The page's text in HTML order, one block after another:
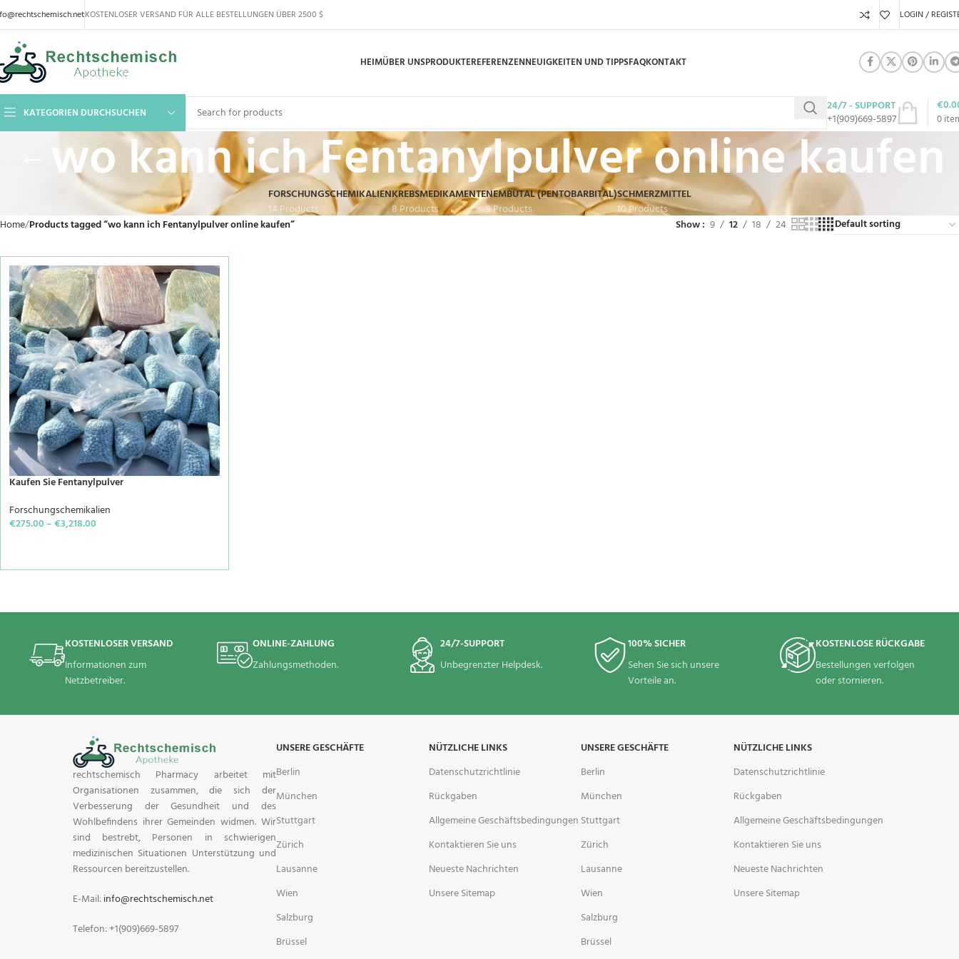
KOSTENLOSER VERSAND FÜR ALLE BESTELLUNGEN ÜBER 2500 $ LOGIN /
HEIMÜBER UNSPRODUKTEREFERENZENNEUIGKEITEN UND TIPPSFAQKONTAKT
KATEGORIEN DURCHSUCHEN
24/7 - SUPPORT
+1(909)669-5897
0
€
wo kann ich Fentanylpulver online kaufen
FORSCHUNGSCHEMIKALIEN
14 Products
KREBSMEDIKAMENTE
8 Products
NEMBUTAL (PENTOBARBITAL)
9 Products
SCHMERZMITTEL
10 Products
Home Products tagged “wo kann ich Fentanylpulver online kaufen” Show 9 12 18 24
Kaufen Sie Fentanylpulver
Forschungschemikalien
€275.00–€3,218.00
KOSTENLOSER VERSAND
Informationen zum
Netzbetreiber.
ONLINE-ZAHLUNG
Zahlungsmethoden.
24/7-SUPPORT
Unbegrenzter Helpdesk.
100% SICHER
Sehen Sie sich unsere
Vorteile an.
KOSTENLOSE RÜCKGABE
Bestellungen verfolgen
oder stornieren.
UNSERE GESCHÄFTE
Berlin
München
Stuttgart
Zürich
Lausanne
Wien
Salzburg
Brüssel
NÜTZLICHE LINKS
Datenschutzrichtlinie
Rückgaben
Allgemeine Geschäftsbedingungen
Kontaktieren Sie uns
Neueste Nachrichten
Unsere Sitemap
UNSERE GESCHÄFTE
Berlin
München
Stuttgart
Zürich
Lausanne
Wien
Salzburg
Brüssel
NÜTZLICHE LINKS
Datenschutzrichtlinie
Rückgaben
Allgemeine Geschäftsbedingungen
Kontaktieren Sie uns
Neueste Nachrichten
Unsere Sitemap
rechtschemisch Pharmacy arbeitet mit
Organisationen zusammen, die sich der
Verbesserung der Gesundheit und des
Wohlbefindens ihrer Gemeinden widmen. Wir
sind bestrebt, Personen in schwierigen
medizinischen Situationen Unterstützung und
Ressourcen bereitzustellen.
E-Mail:info@rechtschemisch.net
Telefon: +1(909)669-5897